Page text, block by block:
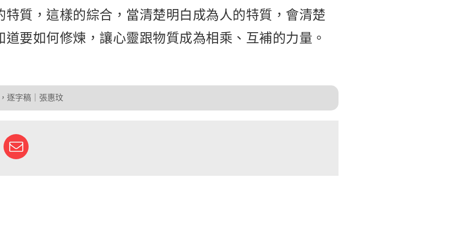
特質，這樣的綜合，當清楚明白成為人的特質，會清楚
要如何修煉，讓心靈跟物質成為相乘、互補的力量。
字稿｜張惠玟